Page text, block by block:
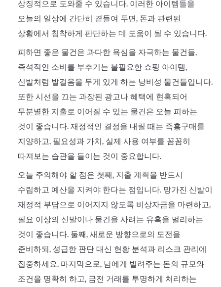
상징적으로 도와줄 수 있습니다. 이러한 아이템들을
오늘의 일상에 간단히 곁들여 두면, 돈과 관련된
상황에서 침착하게 판단하는 데 도움이 될 수 있습니다.
피하면 좋은 물건은 과다한 욕심을 자극하는 물건들,
즉석적인 소비를 부추기는 불필요한 쇼핑 아이템,
신발처럼 발걸음을 무게 있게 하는 낭비성 물건들입니다.
또한 시선을 끄는 과장된 광고나 혜택에 현혹되어
무분별한 지출로 이어질 수 있는 물건은 오늘 피하는
것이 좋습니다. 재정적인 결정을 내릴 때는 즉흥구매를
지양하고, 필요성과 가치, 실제 사용 여부를 꼼꼼히
따져보는 습관을 들이는 것이 중요합니다.
오늘 주의해야 할 점은 첫째, 지출 계획을 반드시
수립하고 예산을 지켜야 한다는 점입니다. 망가진 신발이
재정적 부담으로 이어지지 않도록 비상자금을 마련하고,
필요 이상의 신발이나 물건을 사려는 유혹을 멀리하는
것이 좋습니다. 둘째, 새로운 방향으로의 도전을
준비하되, 성급한 판단 대신 현황 분석과 리스크 관리에
집중하세요. 마지막으로, 남에게 빌려주는 돈의 규모와
조건을 명확히 하고, 금전 거래를 투명하게 처리하는